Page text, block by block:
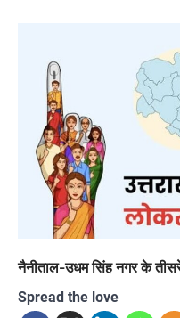
नैनीताल-उधम सिंह नगर के
Spread the love